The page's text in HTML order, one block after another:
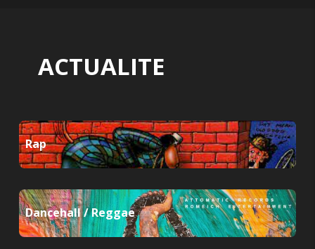
ACTUALITE
Rap
Dancehall / Reggae